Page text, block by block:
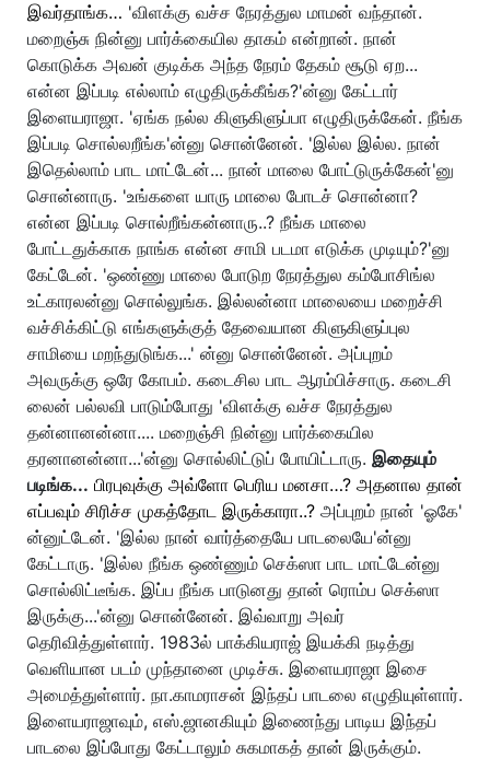
இவர்தாங்க… 'விளக்கு வச்ச நேரத்துல மாமன் வந்தான்.
மறைஞ்சு நின்னு பார்க்கையில தாகம் என்றான். நான்
கொடுக்க அவன் குடிக்க அந்த நேரம் தேகம் சூடு ஏற...
என்ன இப்படி எல்லாம் எழுதிருக்கீங்க?'ன்னு கேட்டார்
இளையராஜா. 'ஏங்க நல்ல கிளுகிளுப்பா எழுதிருக்கேன். நீங்க
இப்படி சொல்லறீங்க'ன்னு சொன்னேன். 'இல்ல இல்ல. நான்
இதெல்லாம் பாட மாட்டேன்... நான் மாலை போட்டுருக்கேன்'னு
சொன்னாரு. 'உங்களை யாரு மாலை போடச் சொன்னா?
என்ன இப்படி சொல்றீங்கன்னாரு..? நீங்க மாலை
போட்டதுக்காக நாங்க என்ன சாமி படமா எடுக்க முடியும்?'னு
கேட்டேன். 'ஒண்ணு மாலை போடுற நேரத்துல கம்போசிங்ல
உட்காரலன்னு சொல்லுங்க. இல்லன்னா மாலையை மறைச்சி
வச்சிக்கிட்டு எங்களுக்குத் தேவையான கிளுகிளுப்புல
சாமியை மறந்துடுங்க...' ன்னு சொன்னேன். அப்புறம்
அவருக்கு ஒரே கோபம். கடைசில பாட ஆரம்பிச்சாரு. கடைசி
லைன் பல்லவி பாடும்போது 'விளக்கு வச்ச நேரத்துல
தன்னானன்னா.... மறைஞ்சி நின்னு பார்க்கையில
தரனானன்னா...'ன்னு சொல்லிட்டுப் போயிட்டாரு. இதையும்
படிங்க... பிரபுவுக்கு அவ்ளோ பெரிய மனசா…? அதனால தான்
எப்பவும் சிரிச்ச முகத்தோட இருக்காரா..? அப்புறம் நான் 'ஓகே'
ன்னுட்டேன். 'இல்ல நான் வார்த்தையே பாடலையே'ன்னு
கேட்டாரு. 'இல்ல நீங்க ஒண்ணும் செக்ஸா பாட மாட்டேன்னு
சொல்லிட்டீங்க. இப்ப நீங்க பாடுனது தான் ரொம்ப செக்ஸா
இருக்கு...'ன்னு சொன்னேன். இவ்வாறு அவர்
தெரிவித்துள்ளார். 1983ல் பாக்கியராஜ் இயக்கி நடித்து
வெளியான படம் முந்தானை முடிச்சு. இளையராஜா இசை
அமைத்துள்ளார். நா.காமராசன் இந்தப் பாடலை எழுதியுள்ளார்.
இளையராஜாவும், எஸ்.ஜானகியும் இணைந்து பாடிய இந்தப்
பாடலை இப்போது கேட்டாலும் சுகமாகத் தான் இருக்கும்.